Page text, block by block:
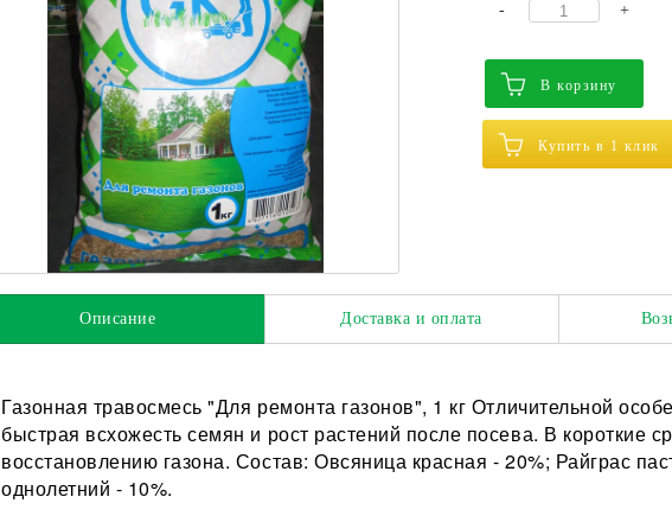
- +
В корзину
Купить в 1 клик
Описание Доставка и оплата
Газонная травосмесь "Для ремонта газонов", 1 кг Отличительной
быстрая всхожесть семян и рост растений после посева. В короткие
восстановлению газона. Состав: Овсяница красная - 20%; Райграс
однолетний - 10%.